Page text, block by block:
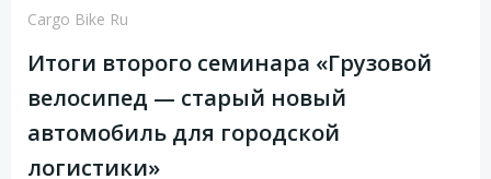
Cargo Bike Ru
Итоги второго семинара «Грузовой
велосипед — старый новый
автомобиль для городской
логистики»